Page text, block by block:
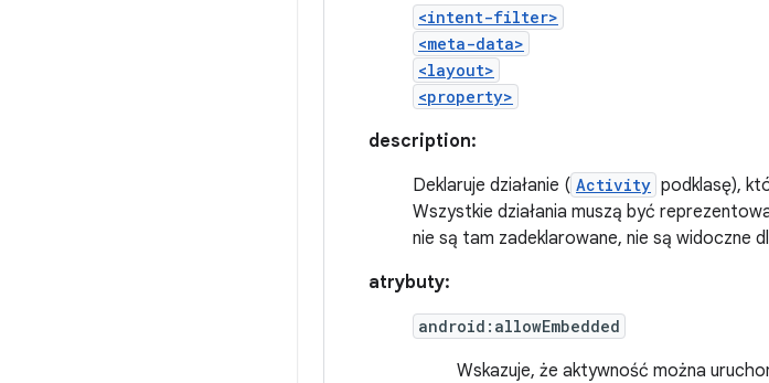
<intent-filter>
<meta-data>
<layout>
<property>
description:
Deklaruje działanie ( Activity podklasę),
Wszystkie działania muszą być
nie są tam zadeklarowane, nie są widoczne
atrybuty:
android:allowEmbedded
Wskazuje, że aktywność można